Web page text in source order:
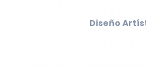
Diseño